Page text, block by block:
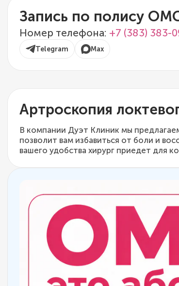
Запись по полису
Номер телефона: +7 (383) 383-
Telegram Max
Артроскопия
В компании Дуэт Клиник мы
позволит вам избавиться от боли и
вашего удобства хирург приедет для